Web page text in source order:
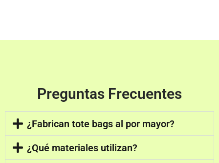
Preguntas Frecuentes
¿Fabrican tote bags al por mayor?
¿Qué materiales utilizan?